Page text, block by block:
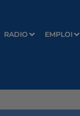
RADIO EMPLOI